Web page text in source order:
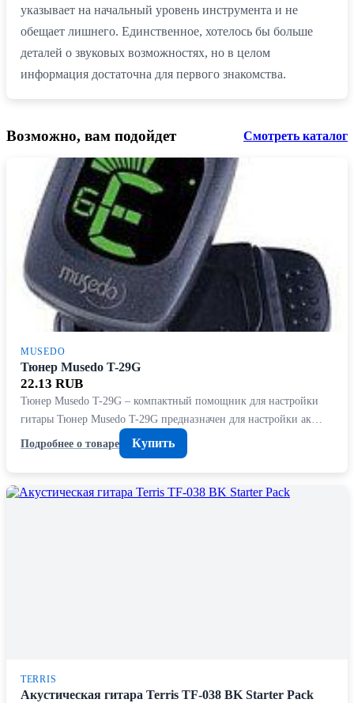
указывает на начальный уровень инструмента и не
обещает лишнего. Единственное, хотелось бы больше
деталей о звуковых возможностях, но в целом
информация достаточна для первого знакомства.
Возможно, вам подойдет Смотреть каталог
MUSEDO
Тюнер Musedo T-29G
22.13 RUB
Тюнер Musedo T-29G – компактный помощник для настройки
гитары Тюнер Musedo T-29G предназначен для настройки ак…
Подробнее о товаре
Купить
TERRIS
Акустическая гитара Terris TF-038 BK Starter Pack